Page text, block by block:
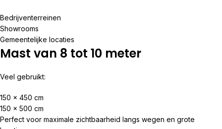
Bedrijventerreinen
Showrooms
Gemeentelijke locaties
Mast van 8 tot 10 meter
Veel gebruikt:
150 x 450 cm
150 x 500 cm
Perfect voor maximale zichtbaarheid langs wegen en grote